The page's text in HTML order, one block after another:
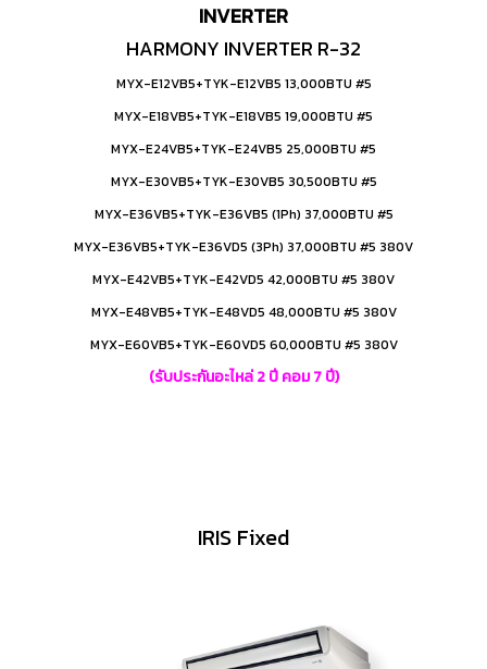
INVERTER
HARMONY INVERTER R-32
MYX-E12VB5+TYK-E12VB5 13,000BTU #5
MYX-E18VB5+TYK-E18VB5 19,000BTU #5
MYX-E24VB5+TYK-E24VB5 25,000BTU #5
MYX-E30VB5+TYK-E30VB5 30,500BTU #5
MYX-E36VB5+TYK-E36VB5 (1Ph) 37,000BTU #5
MYX-E36VB5+TYK-E36VD5 (3Ph) 37,000BTU #5 380V
MYX-E42VB5+TYK-E42VD5 42,000BTU #5 380V
MYX-E48VB5+TYK-E48VD5 48,000BTU #5 380V
MYX-E60VB5+TYK-E60VD5 60,000BTU #5 380V
(รับประกันอะไหล่ 2 ปี คอม 7 ปี)
IRIS Fixed